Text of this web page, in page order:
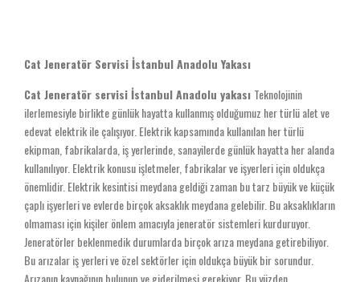
Cat Jeneratör Servisi İstanbul Anadolu Yakası
Cat Jeneratör servisi İstanbul Anadolu yakası Teknolojinin
ilerlemesiyle birlikte günlük hayatta kullanmış olduğumuz her türlü alet ve
edevat elektrik ile çalışıyor. Elektrik kapsamında kullanılan her türlü
ekipman, fabrikalarda, iş yerlerinde, sanayilerde günlük hayatta her alanda
kullanılıyor. Elektrik konusu işletmeler, fabrikalar ve işyerleri için oldukça
önemlidir. Elektrik kesintisi meydana geldiği zaman bu tarz büyük ve küçük
çaplı işyerleri ve evlerde birçok aksaklık meydana gelebilir. Bu aksaklıkların
olmaması için kişiler önlem amacıyla jeneratör sistemleri kurduruyor.
Jeneratörler beklenmedik durumlarda birçok arıza meydana getirebiliyor.
Bu arızalar iş yerleri ve özel sektörler için oldukça büyük bir sorundur.
Arızanın kaynağının bulunup ve giderilmesi gerekiyor. Bu yüzden